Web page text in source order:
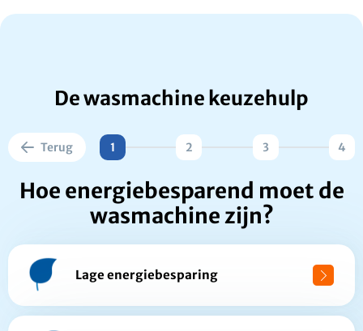
De wasmachine keuzehulp
Terug 1 2 3 4
Hoe energiebesparend moet de
wasmachine zijn?
Lage energiebesparing